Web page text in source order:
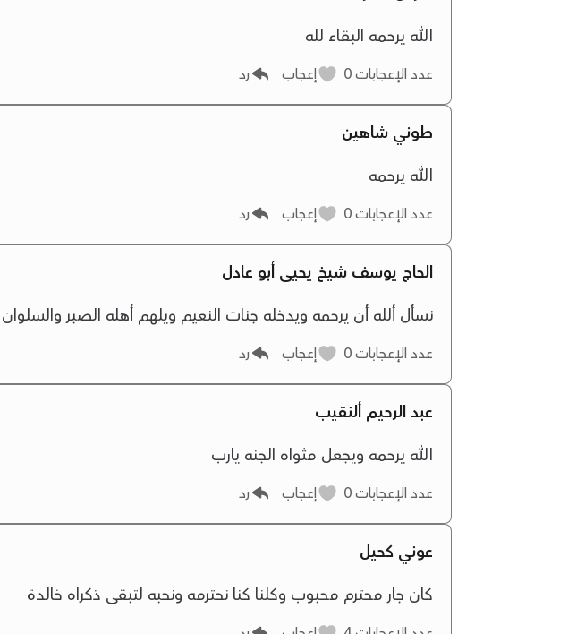
الله يرحمه البقاء لله
عدد الإعجابات إعجاب رد
طوني شاهين
الله يرحمه
عدد الإعجابات إعجاب رد
الحاج يوسف شيخ يحيى أبو عادل
نسأل ألله أن يرحمه ويدخله جنات النعيم ويلهم أهله الصبر والسلوان
عدد الإعجابات إعجاب رد
عبد الرحيم ألنقيب
الله يرحمه ويجعل مثواه الجنه يارب
عدد الإعجابات إعجاب رد
عوني كحيل
كان جار محترم محبوب وكلنا كنا نحترمه ونحبه لتبقى ذكراه خالدة